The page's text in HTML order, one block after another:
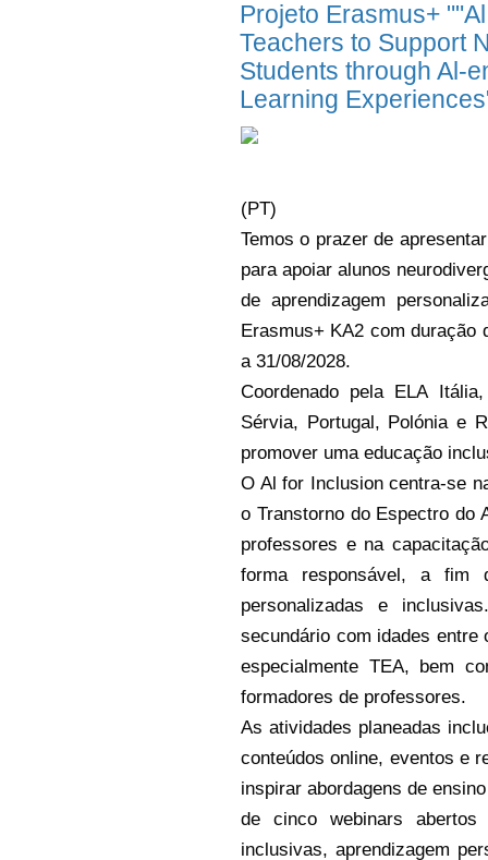
Projeto Erasmus+
Teachers to Support
Students through Al-
Learning
(PT)
Temos o prazer de
para apoiar alunos
de aprendizagem
Erasmus+ KA2 com duração
a 31/08/2028.
Coordenado pela ELA
Sérvia, Portugal, Polónia e
promover uma educação
O Al for Inclusion centra-se
o Transtorno do Espectro do
professores e na
forma responsável, a fim
personalizadas e
secundário com idades entre
especialmente TEA, bem
formadores de professores.
As atividades planeadas
conteúdos online, eventos e
inspirar abordagens de
de cinco webinars abertos
inclusivas, aprendizagem